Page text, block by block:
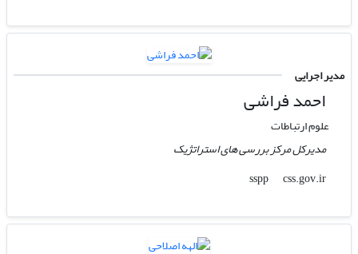
مدیر اجرایی
احمد فراشی
علوم ارتباطات
مدیرکل مرکز بررسی های استراتژیک
sspp
css.gov.ir